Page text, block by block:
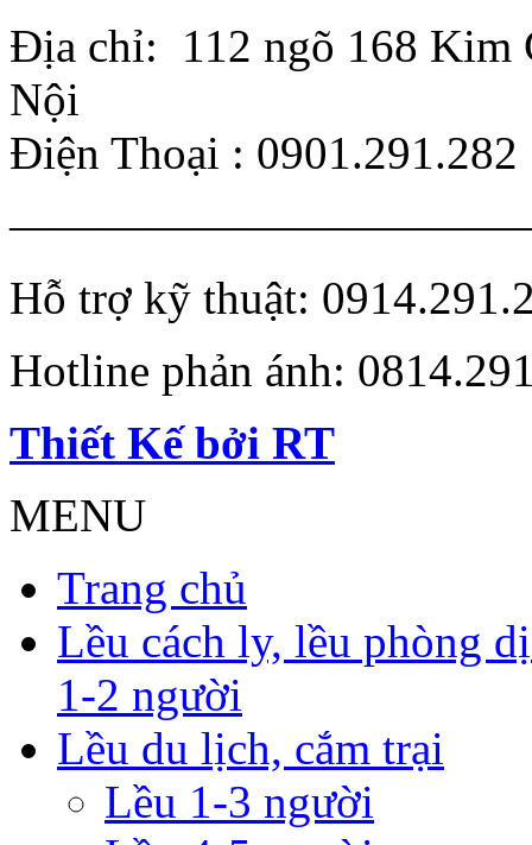
Địa chỉ: 112 ngõ 168 Kim
Nội
Điện Thoại : 0901.291.282
Hỗ trợ kỹ thuật:
Hotline phản ánh:
Thiết Kế bởi RT
MENU
Trang chủ
Lều cách ly, lều phòng
1-2 người
Lều du lịch, cắm trại
Lều 1-3 người